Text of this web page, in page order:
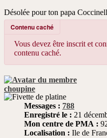
Désolée pour ton papa
Contenu caché
Vous devez être inscrit et
contenu caché.
choupine
Messages : 788
Enregistré le : 21
Mon centre de PMA :
Localisation : Ile de